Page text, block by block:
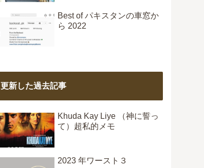
Best of パキスタンの車窓か
ら 2022
更新した過去記事
Khuda Kay Liye （神に誓っ
て）超私的メモ
2023 年ワースト３